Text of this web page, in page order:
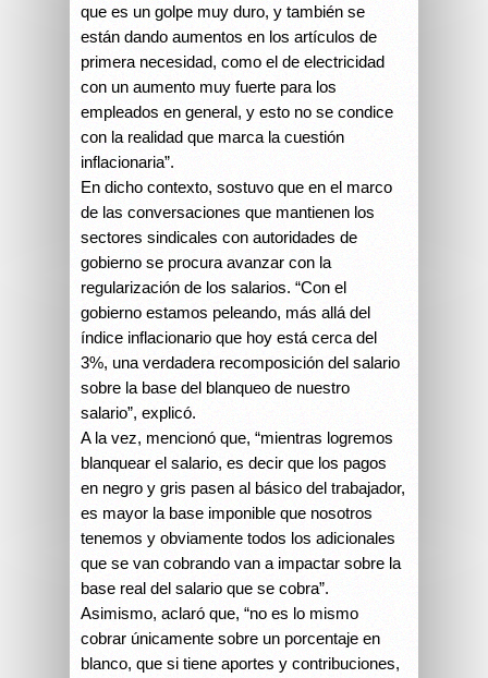
que es un golpe muy duro, y también se
están dando aumentos en los artículos de
primera necesidad, como el de electricidad
con un aumento muy fuerte para los
empleados en general, y esto no se condice
con la realidad que marca la cuestión
inflacionaria”.
En dicho contexto, sostuvo que en el marco
de las conversaciones que mantienen los
sectores sindicales con autoridades de
gobierno se procura avanzar con la
regularización de los salarios. “Con el
gobierno estamos peleando, más allá del
índice inflacionario que hoy está cerca del
3%, una verdadera recomposición del salario
sobre la base del blanqueo de nuestro
salario”, explicó.
A la vez, mencionó que, “mientras logremos
blanquear el salario, es decir que los pagos
en negro y gris pasen al básico del trabajador,
es mayor la base imponible que nosotros
tenemos y obviamente todos los adicionales
que se van cobrando van a impactar sobre la
base real del salario que se cobra”.
Asimismo, aclaró que, “no es lo mismo
cobrar únicamente sobre un porcentaje en
blanco, que si tiene aportes y contribuciones,